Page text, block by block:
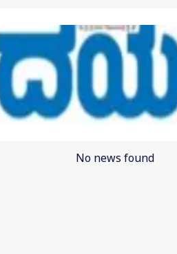
No news found